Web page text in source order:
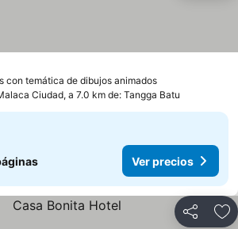
con temática de dibujos animadosVer precios
precios
Ciudad, a 7.0 km de: Tangga Batu
Ver precios
Compartir